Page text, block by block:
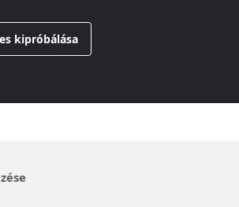
kipróbálása